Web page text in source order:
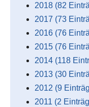
2018 (82
2017 (73
2016 (76
2015 (76
2014 (118
2013 (30
2012 (9
2011 (2